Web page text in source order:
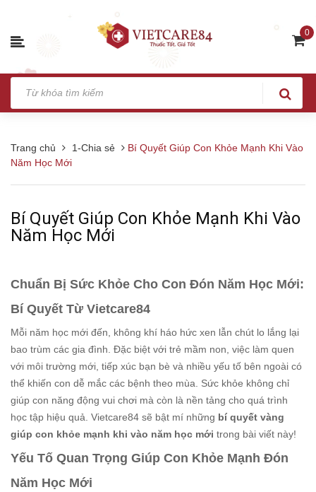
0
Trang chủ 1-Chia sẻ
Bí Quyết Giúp Con Khỏe Mạnh Khi Vào
Năm Học Mới
Bí Quyết Giúp Con Khỏe Mạnh Khi Vào
Năm Học Mới
Chuẩn Bị Sức Khỏe Cho Con Đón Năm Học Mới:
Bí Quyết Từ Vietcare84
Mỗi năm học mới đến, không khí háo hức xen lẫn chút lo lắng lại
bao trùm các gia đình. Đặc biệt với trẻ mầm non, việc làm quen
với môi trường mới, tiếp xúc bạn bè và nhiều yếu tố bên ngoài có
thể khiến con dễ mắc các bệnh theo mùa. Sức khỏe không chỉ
giúp con năng động vui chơi mà còn là nền tảng cho quá trình
học tập hiệu quả. Vietcare84 sẽ bật mí những bí quyết vàng
giúp con khỏe mạnh khi vào năm học mới trong bài viết này!
Yếu Tố Quan Trọng Giúp Con Khỏe Mạnh Đón
Năm Học Mới